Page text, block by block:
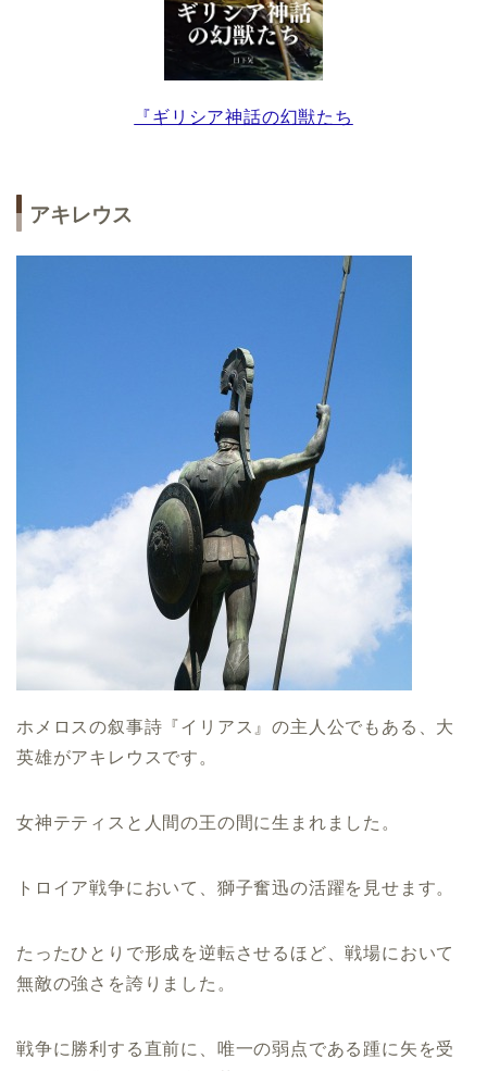
『ギリシア神話の幻獣たち
アキレウス
ホメロスの叙事詩『イリアス』の主人公でもある、大
英雄がアキレウスです。
女神テティスと人間の王の間に生まれました。
トロイア戦争において、獅子奮迅の活躍を見せます。
たったひとりで形成を逆転させるほど、戦場において
無敵の強さを誇りました。
戦争に勝利する直前に、唯一の弱点である踵に矢を受